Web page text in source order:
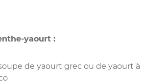
yaourt :
de yaourt grec ou de yaourt à